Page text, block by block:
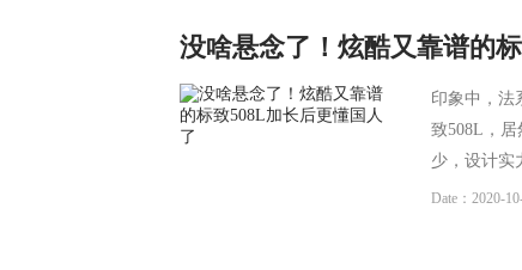
没啥悬念了！炫酷又靠谱的
印象中，法
致508L，
少，设计实
Date：2020-